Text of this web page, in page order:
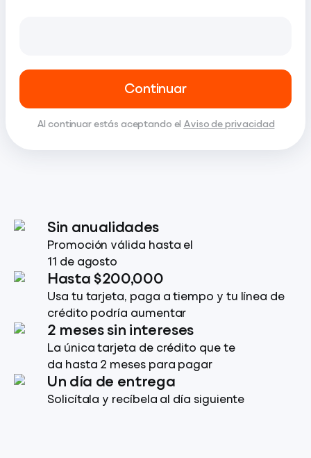
Continuar
Al continuar estás aceptando el Aviso de privacidad
Sin anualidades
Promoción válida hasta el
11 de agosto
Hasta $200,000
Usa tu tarjeta, paga a tiempo y tu línea de
crédito podría aumentar
2 meses sin intereses
La única tarjeta de crédito que te
da hasta 2 meses para pagar
Un día de entrega
Solicítala y recíbela al día siguiente